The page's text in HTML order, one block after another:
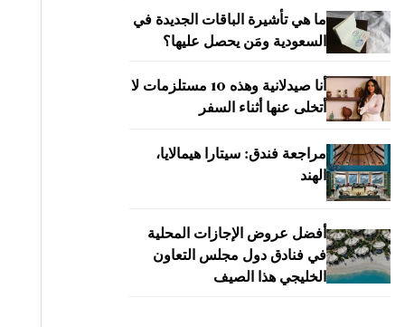
ما هي تأشيرة الباقات الجديدة في
السعودية ومَن يحصل عليها؟
أنا صيدلانية وهذه 10 مستلزمات لا
أتخلى عنها أثناء السفر
مراجعة فندق: سيتارا هيمالايا،
الهند
أفضل عروض الإجازات المحلية
في فنادق دول مجلس التعاون
الخليجي هذا الصيف